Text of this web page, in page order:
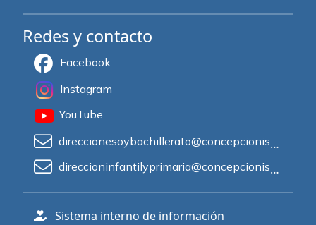
Redes y contacto
Facebook
Instagram
YouTube
direccionesoybachillerato@concepcionistasprincesa.es
direccioninfantilyprimaria@concepcionistasprincesa.es
Sistema interno de información